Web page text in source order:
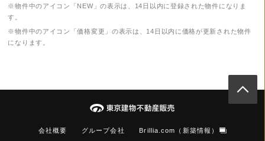
※物件中のアイコン「NEW」の表示は、14日以内に登録された物件になりま
す。
※物件中のアイコン「価格変更」の表示は、14日以内に価格が更新された物件
になります。
会社概要 グループ会社 Brillia.com（新築情報）